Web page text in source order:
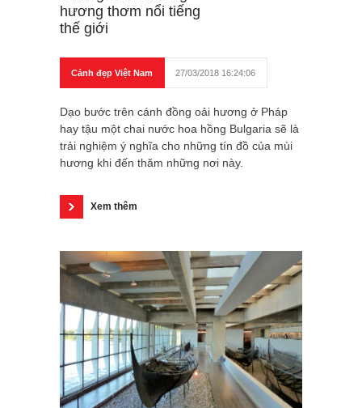
hương thơm nổi tiếng
thế giới
Cảnh đẹp Việt Nam 27/03/2018 16:24:06
Dạo bước trên cánh đồng oải hương ở Pháp
hay tậu một chai nước hoa hồng Bulgaria sẽ là
trải nghiệm ý nghĩa cho những tín đồ của mùi
hương khi đến thăm những nơi này.
Xem thêm